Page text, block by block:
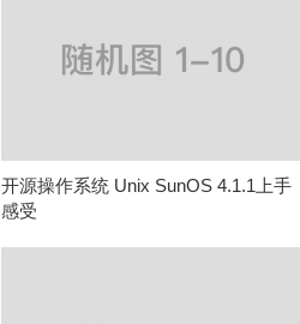
开源操作系统 Unix SunOS 4.1.1上手
感受